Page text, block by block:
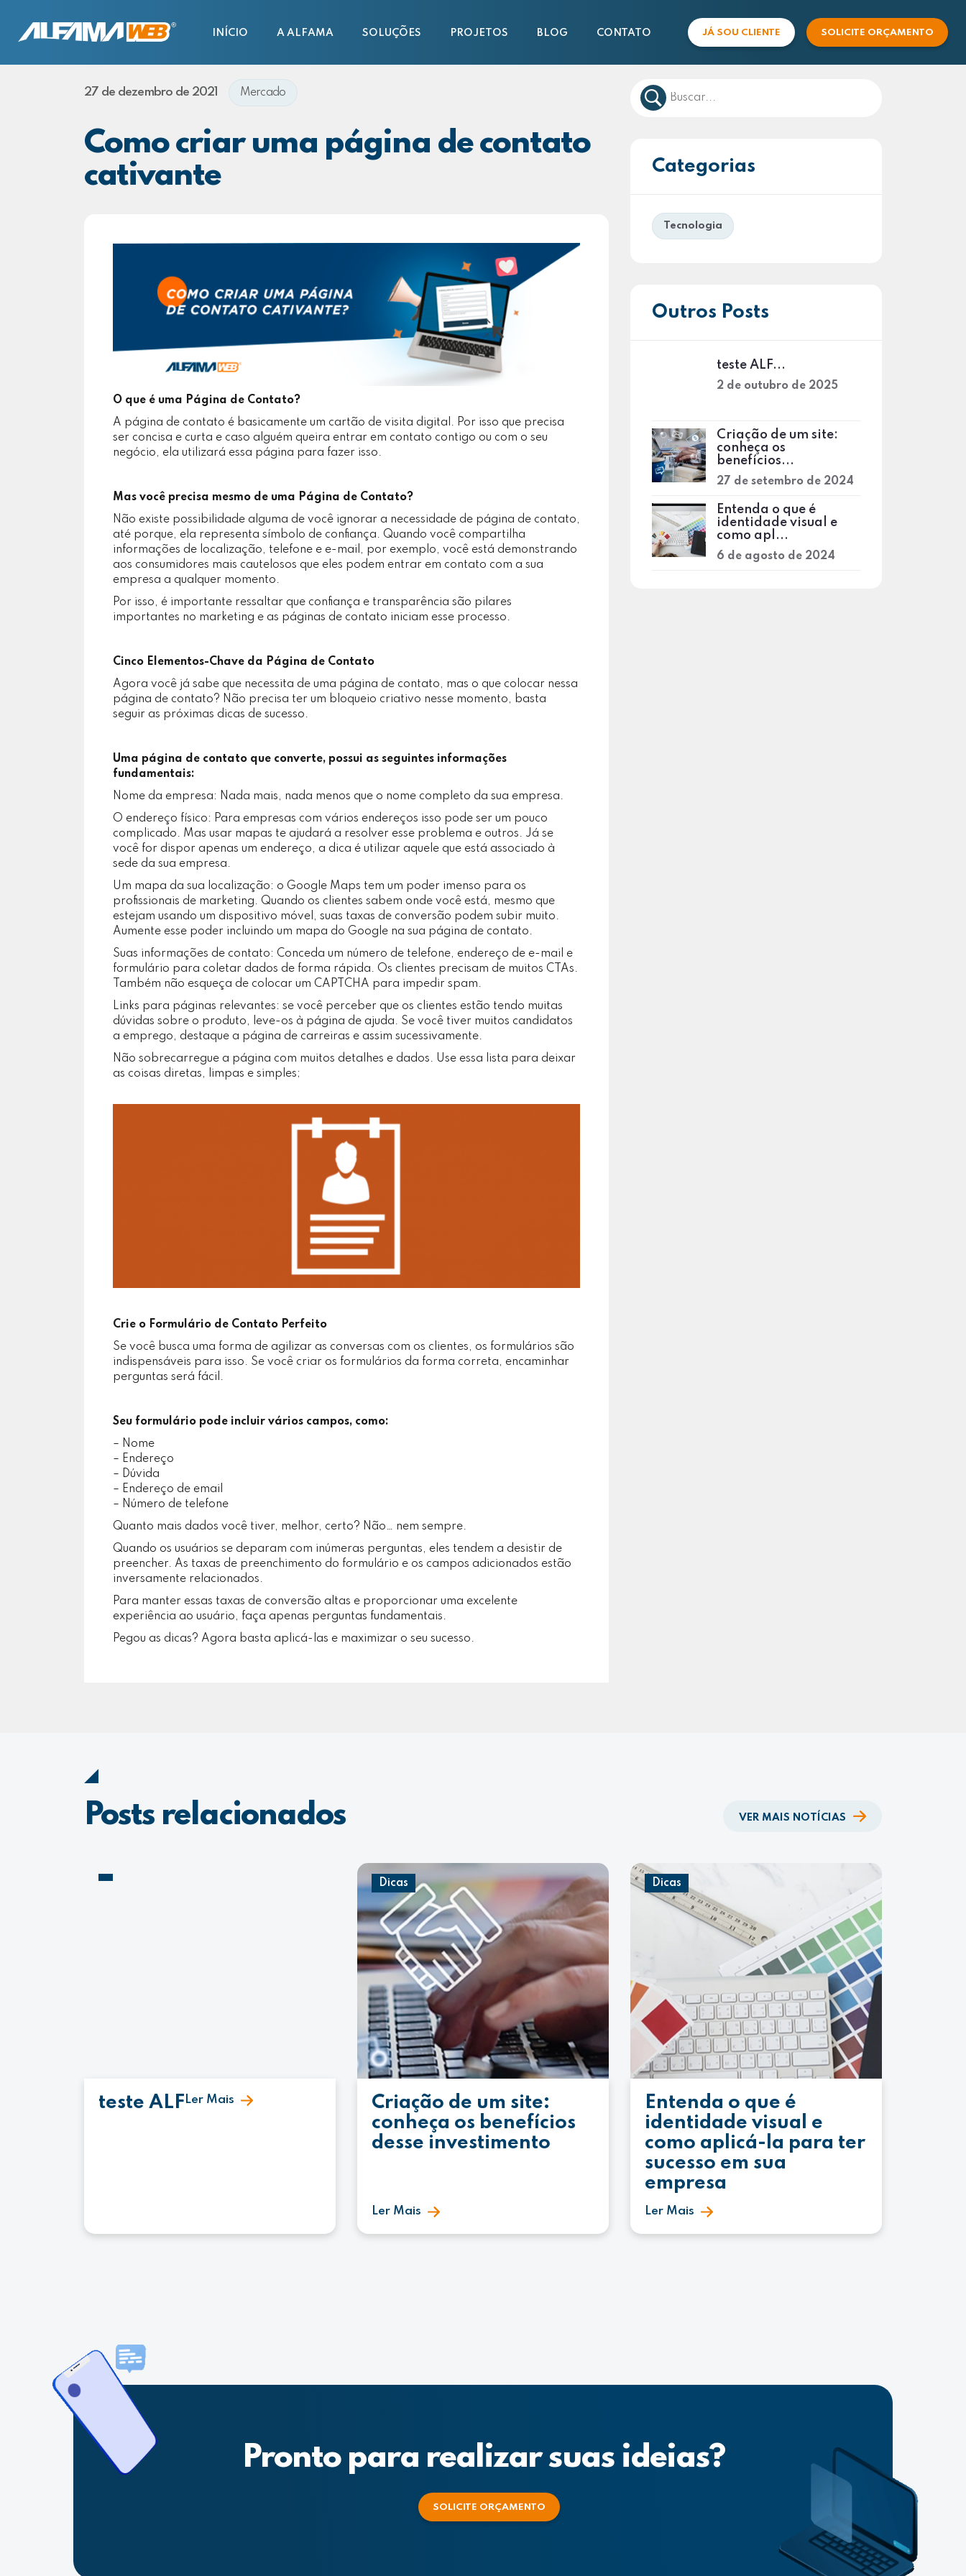
INÍCIO A ALFAMA SOLUÇÕES PROJETOS BLOG CONTATO JÁ SOU CLIENTE SOLICITE ORÇAMENTO
27 de dezembro de 2021 Mercado
Como criar uma página de contato
cativante
O que é uma Página de Contato?
A página de contato é basicamente um cartão de visita digital. Por isso que precisa
ser concisa e curta e caso alguém queira entrar em contato contigo ou com o seu
negócio, ela utilizará essa página para fazer isso.
Mas você precisa mesmo de uma Página de Contato?
Não existe possibilidade alguma de você ignorar a necessidade de página de contato,
até porque, ela representa símbolo de confiança. Quando você compartilha
informações de localização, telefone e e-mail, por exemplo, você está demonstrando
aos consumidores mais cautelosos que eles podem entrar em contato com a sua
empresa a qualquer momento.
Por isso, é importante ressaltar que confiança e transparência são pilares
importantes no marketing e as páginas de contato iniciam esse processo.
Cinco Elementos-Chave da Página de Contato
Agora você já sabe que necessita de uma página de contato, mas o que colocar nessa
página de contato? Não precisa ter um bloqueio criativo nesse momento, basta
seguir as próximas dicas de sucesso.
Uma página de contato que converte, possui as seguintes informações
fundamentais:
Nome da empresa: Nada mais, nada menos que o nome completo da sua empresa.
O endereço físico: Para empresas com vários endereços isso pode ser um pouco
complicado. Mas usar mapas te ajudará a resolver esse problema e outros. Já se
você for dispor apenas um endereço, a dica é utilizar aquele que está associado à
sede da sua empresa.
Um mapa da sua localização: o Google Maps tem um poder imenso para os
profissionais de marketing. Quando os clientes sabem onde você está, mesmo que
estejam usando um dispositivo móvel, suas taxas de conversão podem subir muito.
Aumente esse poder incluindo um mapa do Google na sua página de contato.
Suas informações de contato: Conceda um número de telefone, endereço de e-mail e
formulário para coletar dados de forma rápida. Os clientes precisam de muitos CTAs.
Também não esqueça de colocar um CAPTCHA para impedir spam.
Links para páginas relevantes: se você perceber que os clientes estão tendo muitas
dúvidas sobre o produto, leve-os à página de ajuda. Se você tiver muitos candidatos
a emprego, destaque a página de carreiras e assim sucessivamente.
Não sobrecarregue a página com muitos detalhes e dados. Use essa lista para deixar
as coisas diretas, limpas e simples;
Crie o Formulário de Contato Perfeito
Se você busca uma forma de agilizar as conversas com os clientes, os formulários são
indispensáveis para isso. Se você criar os formulários da forma correta, encaminhar
perguntas será fácil.
Seu formulário pode incluir vários campos, como:
– Nome
– Endereço
– Dúvida
– Endereço de email
– Número de telefone
Quanto mais dados você tiver, melhor, certo? Não… nem sempre.
Quando os usuários se deparam com inúmeras perguntas, eles tendem a desistir de
preencher. As taxas de preenchimento do formulário e os campos adicionados estão
inversamente relacionados.
Para manter essas taxas de conversão altas e proporcionar uma excelente
experiência ao usuário, faça apenas perguntas fundamentais.
Pegou as dicas? Agora basta aplicá-las e maximizar o seu sucesso.
Categorias
Tecnologia
Outros Posts
teste ALF...
2 de outubro de 2025
Criação de um site:
conheça os
benefícios...
27 de setembro de 2024
Entenda o que é
identidade visual e
como apl...
6 de agosto de 2024
Posts relacionados VER MAIS NOTÍCIAS
teste ALF Ler Mais
Dicas
Criação de um site:
conheça os benefícios
desse investimento
Ler Mais
Dicas
Entenda o que é
identidade visual e
como aplicá-la para ter
sucesso em sua
empresa
Ler Mais
Pronto para realizar suas ideias?
SOLICITE ORÇAMENTO